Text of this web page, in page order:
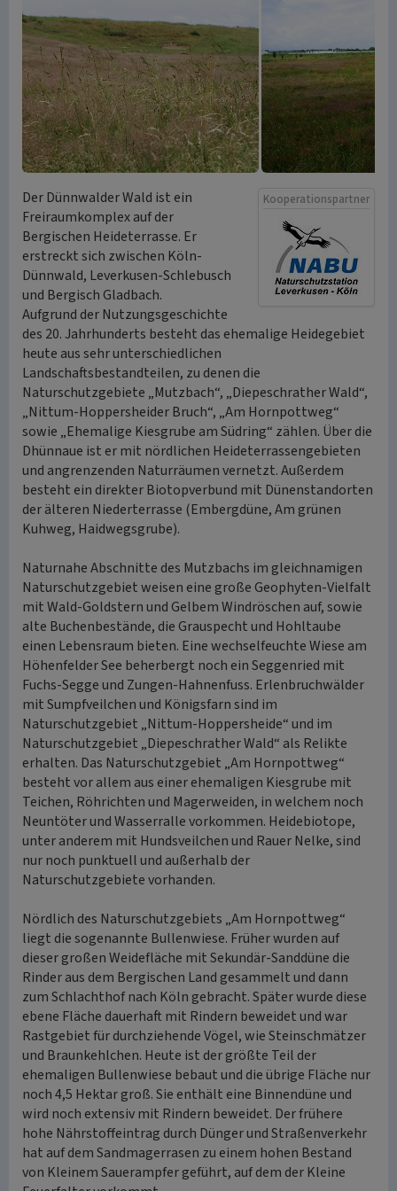
Kooperationspartner
Der Dünnwalder Wald ist ein
Freiraumkomplex auf der
Bergischen Heideterrasse. Er
erstreckt sich zwischen Köln-
Dünnwald, Leverkusen-Schlebusch
und Bergisch Gladbach.
Aufgrund der Nutzungsgeschichte
des 20. Jahrhunderts besteht das ehemalige Heidegebiet
heute aus sehr unterschiedlichen
Landschaftsbestandteilen, zu denen die
Naturschutzgebiete „Mutzbach“, „Diepeschrather Wald“,
„Nittum-Hoppersheider Bruch“, „Am Hornpottweg“
sowie „Ehemalige Kiesgrube am Südring“ zählen. Über die
Dhünnaue ist er mit nördlichen Heideterrassengebieten
und angrenzenden Naturräumen vernetzt. Außerdem
besteht ein direkter Biotopverbund mit Dünenstandorten
der älteren Niederterrasse (Embergdüne, Am grünen
Kuhweg, Haidwegsgrube).
Naturnahe Abschnitte des Mutzbachs im gleichnamigen
Naturschutzgebiet weisen eine große Geophyten-Vielfalt
mit Wald-Goldstern und Gelbem Windröschen auf, sowie
alte Buchenbestände, die Grauspecht und Hohltaube
einen Lebensraum bieten. Eine wechselfeuchte Wiese am
Höhenfelder See beherbergt noch ein Seggenried mit
Fuchs-Segge und Zungen-Hahnenfuss. Erlenbruchwälder
mit Sumpfveilchen und Königsfarn sind im
Naturschutzgebiet „Nittum-Hoppersheide“ und im
Naturschutzgebiet „Diepeschrather Wald“ als Relikte
erhalten. Das Naturschutzgebiet „Am Hornpottweg“
besteht vor allem aus einer ehemaligen Kiesgrube mit
Teichen, Röhrichten und Magerweiden, in welchem noch
Neuntöter und Wasserralle vorkommen. Heidebiotope,
unter anderem mit Hundsveilchen und Rauer Nelke, sind
nur noch punktuell und außerhalb der
Naturschutzgebiete vorhanden.
Nördlich des Naturschutzgebiets „Am Hornpottweg“
liegt die sogenannte Bullenwiese. Früher wurden auf
dieser großen Weidefläche mit Sekundär-Sanddüne die
Rinder aus dem Bergischen Land gesammelt und dann
zum Schlachthof nach Köln gebracht. Später wurde diese
ebene Fläche dauerhaft mit Rindern beweidet und war
Rastgebiet für durchziehende Vögel, wie Steinschmätzer
und Braunkehlchen. Heute ist der größte Teil der
ehemaligen Bullenwiese bebaut und die übrige Fläche nur
noch 4,5 Hektar groß. Sie enthält eine Binnendüne und
wird noch extensiv mit Rindern beweidet. Der frühere
hohe Nährstoffeintrag durch Dünger und Straßenverkehr
hat auf dem Sandmagerrasen zu einem hohen Bestand
von Kleinem Sauerampfer geführt, auf dem der Kleine